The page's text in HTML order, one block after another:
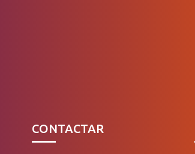
CONTACTAR